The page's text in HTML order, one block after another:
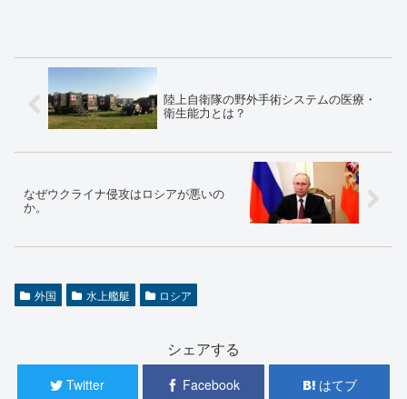
陸上自衛隊の野外手術システムの医療・
衛生能力とは？
なぜウクライナ侵攻はロシアが悪いの
か。
外国 水上艦艇 ロシア
シェアする
Twitter Facebook はてブ